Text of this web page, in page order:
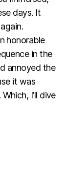
days. It
honorable
in the
annoyed the
it was
I’ll dive